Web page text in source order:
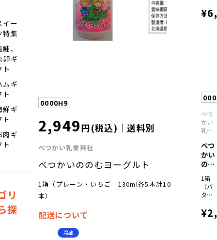
イー
特集
、
卵ギ
ト
ムギ
ト
鮮ギ
ト
肉ギ
ト
リ
探
0000H9
2,949円(税込)｜送料別
べつかい乳業興社
べつかいののむヨーグルト
1箱（プレーン・いちご 130ml各5本計10
本）
配送について
冷蔵
ー
ハス
カッ
プジ
ャム
べつ
かい
乳業
べつ
かい
のバ
ター
セッ
ト
1箱
（バ
ター
個・
発酵